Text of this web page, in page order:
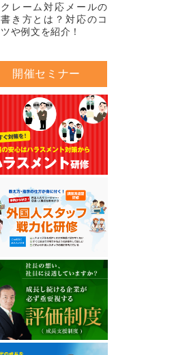
クレーム対応メールの
書き方とは？対応のコ
ツや例文を紹介！
開催セミナー